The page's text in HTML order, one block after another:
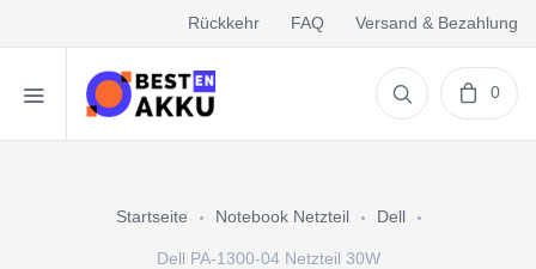
Rückkehr FAQ Versand & Bezahlung
0
Startseite Notebook Netzteil Dell
Dell PA-1300-04 Netzteil 30W